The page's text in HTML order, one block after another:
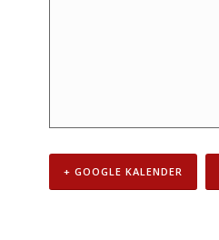
+ GOOGLE KALENDER